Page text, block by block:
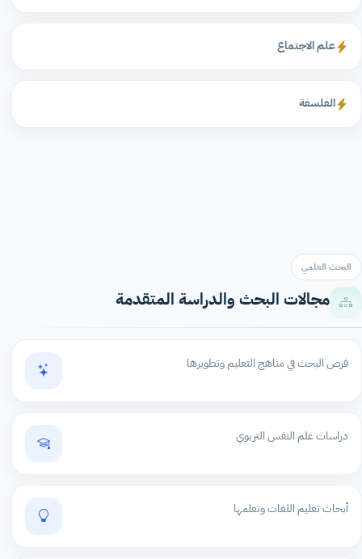
علم الاجتماع
الفلسفة
البحث العلمي
مجالات البحث والدراسة المتقدمة
فرص البحث في مناهج التعليم وتطويرها
دراسات علم النفس التربوي
أبحاث تعليم اللغات وتعلمها